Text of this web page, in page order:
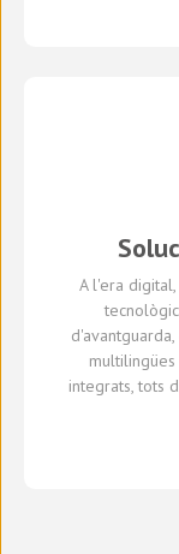
A l'era
integrats, tots